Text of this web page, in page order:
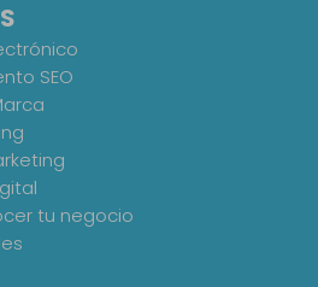
SEO
tu negocio